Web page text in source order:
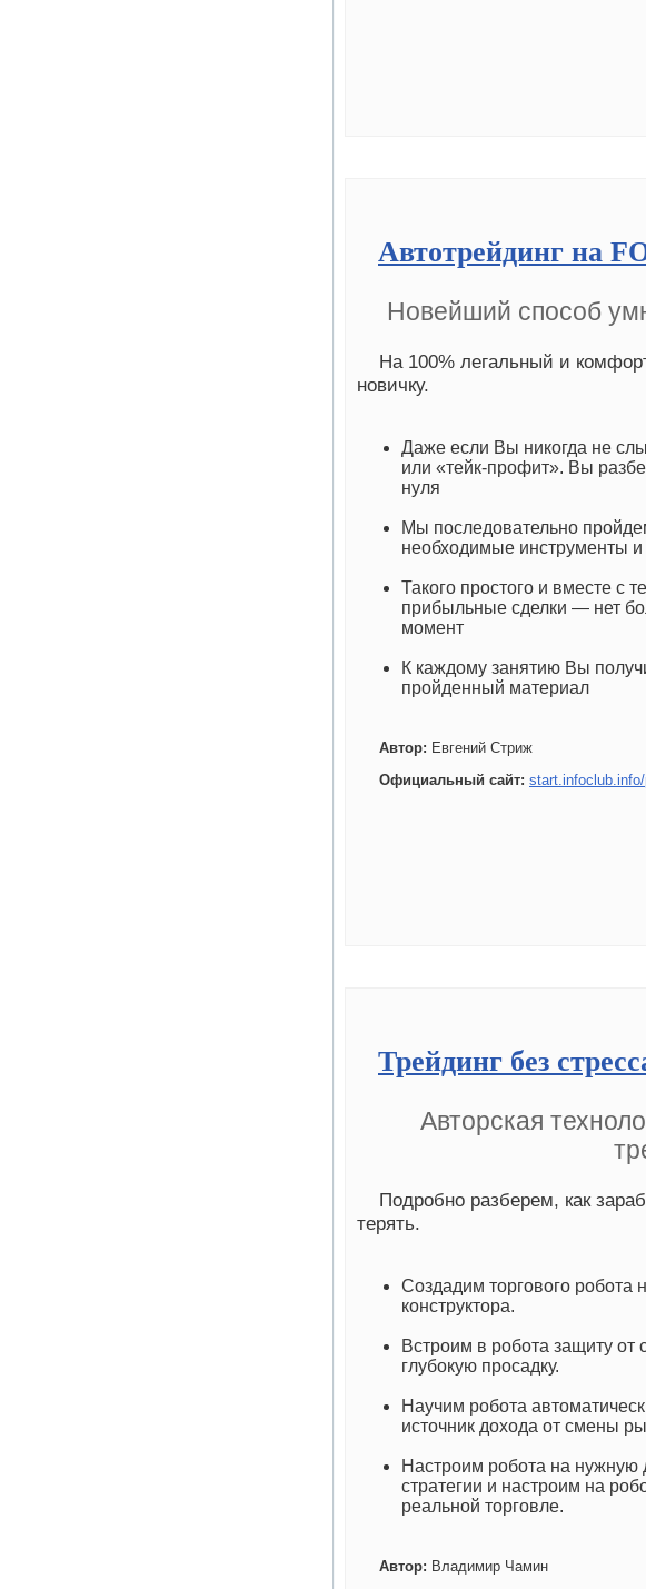
Автотрейдинг на
Новейший способ
На 100% легальный и
новичку.
Даже если Вы никогда не
или «тейк-профит». Вы
нуля
Мы последовательно
необходимые инструменты и
Такого простого и вместе
прибыльные сделки — нет
момент
К каждому занятию Вы
пройденный материал
Автор: Евгений Стриж
Официальный сайт:
Трейдинг без
Авторская
Подробно ​разберем, как
терять. ​
Создадим торгового робота
конструктора.
Встроим в робота защиту от
глубокую просадку.
Научим робота
источник дохода от смены
Настроим робота на нужную
стратегии и настроим на
реальной торговле.
Автор: Владимир Чамин